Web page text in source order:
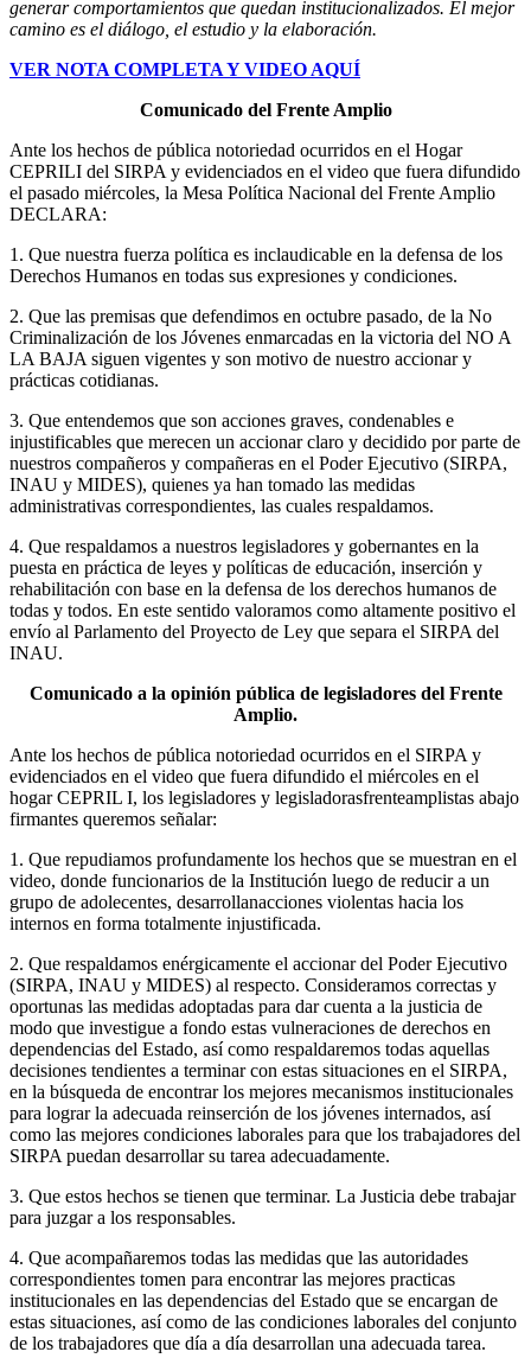
generar comportamientos que quedan institucionalizados. El mejor
camino es el diálogo, el estudio y la elaboración.
VER NOTA COMPLETA Y VIDEO AQUÍ
Comunicado del Frente Amplio
Ante los hechos de pública notoriedad ocurridos en el Hogar
CEPRILI del SIRPA y evidenciados en el video que fuera difundido
el pasado miércoles, la Mesa Política Nacional del Frente Amplio
DECLARA:
1. Que nuestra fuerza política es inclaudicable en la defensa de los
Derechos Humanos en todas sus expresiones y condiciones.
2. Que las premisas que defendimos en octubre pasado, de la No
Criminalización de los Jóvenes enmarcadas en la victoria del NO A
LA BAJA siguen vigentes y son motivo de nuestro accionar y
prácticas cotidianas.
3. Que entendemos que son acciones graves, condenables e
injustificables que merecen un accionar claro y decidido por parte de
nuestros compañeros y compañeras en el Poder Ejecutivo (SIRPA,
INAU y MIDES), quienes ya han tomado las medidas
administrativas correspondientes, las cuales respaldamos.
4. Que respaldamos a nuestros legisladores y gobernantes en la
puesta en práctica de leyes y políticas de educación, inserción y
rehabilitación con base en la defensa de los derechos humanos de
todas y todos. En este sentido valoramos como altamente positivo el
envío al Parlamento del Proyecto de Ley que separa el SIRPA del
INAU.
Comunicado a la opinión pública de legisladores del Frente
Amplio.
Ante los hechos de pública notoriedad ocurridos en el SIRPA y
evidenciados en el video que fuera difundido el miércoles en el
hogar CEPRIL I, los legisladores y legisladorasfrenteamplistas abajo
firmantes queremos señalar:
1. Que repudiamos profundamente los hechos que se muestran en el
video, donde funcionarios de la Institución luego de reducir a un
grupo de adolecentes, desarrollanacciones violentas hacia los
internos en forma totalmente injustificada.
2. Que respaldamos enérgicamente el accionar del Poder Ejecutivo
(SIRPA, INAU y MIDES) al respecto. Consideramos correctas y
oportunas las medidas adoptadas para dar cuenta a la justicia de
modo que investigue a fondo estas vulneraciones de derechos en
dependencias del Estado, así como respaldaremos todas aquellas
decisiones tendientes a terminar con estas situaciones en el SIRPA,
en la búsqueda de encontrar los mejores mecanismos institucionales
para lograr la adecuada reinserción de los jóvenes internados, así
como las mejores condiciones laborales para que los trabajadores del
SIRPA puedan desarrollar su tarea adecuadamente.
3. Que estos hechos se tienen que terminar. La Justicia debe trabajar
para juzgar a los responsables.
4. Que acompañaremos todas las medidas que las autoridades
correspondientes tomen para encontrar las mejores practicas
institucionales en las dependencias del Estado que se encargan de
estas situaciones, así como de las condiciones laborales del conjunto
de los trabajadores que día a día desarrollan una adecuada tarea.